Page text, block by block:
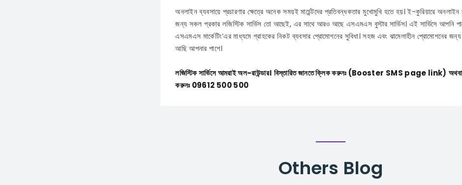
অনলাইন ব্যবসায়ে প্রচারণার ক্ষেত্রে অনেক সময়ই মার্চেন্টদের প্রতিবন্ধকতার মুখোমুখি হতে হয়। ই-কুরিয়ারে অনলাইন
জন্য সকল প্রকার লজিস্টিক সার্ভিস তো আছেই, এর সাথে আরও আছে এসএমএস বুস্টার সার্ভিস। এই সার্ভিসে আপনি
এসএমএস মার্কেটিং’এর মাধ্যমে গ্রাহকের নিকট ব্যবসার প্রোমোশনের সুবিধা। সহজ এবং ঝামেলাহীন প্রোমোশনের
আছি আপনার পাশে।
লজিস্টিক সার্ভিসে আমরাই অল-রাউন্ডার। বিস্তারিত জানতে ক্লিক করুনঃ (Booster SMS page link)
করুনঃ 09612 500 500
Others Blog